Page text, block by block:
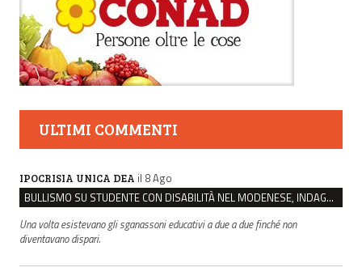
ULTIMI COMMENTI
IPOCRISIA UNICA DEA il 8 Ago
BULLISMO SU STUDENTE CON DISABILITÀ NEL MODENESE, INDAGATI DUE RAGAZZI DI 16 ANNI
Una volta esistevano gli sganassoni educativi a due a due finché non
diventavano dispari.